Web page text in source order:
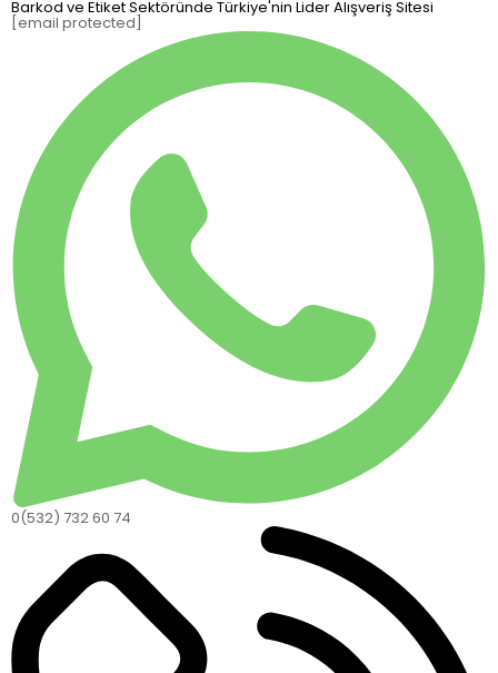
Barkod ve Etiket Sektöründe Türkiye'nin Lider Alışveriş Sitesi
[email protected]
0(532) 732 60 74